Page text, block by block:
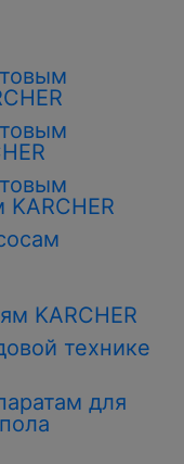
KARCHER
технике
для